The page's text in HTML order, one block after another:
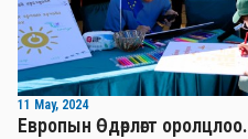
11 May, 2024
Европын Өдөрлөгт оролцлоо.